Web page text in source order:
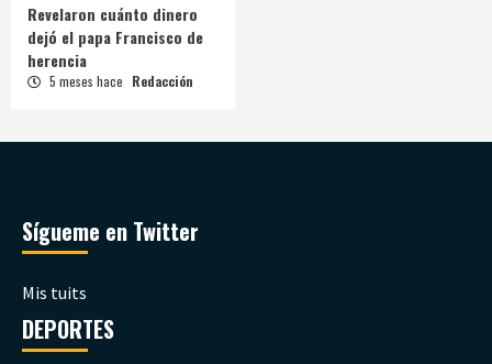
Revelaron cuánto dinero
dejó el papa Francisco de
herencia
5 meses hace Redacción
Sígueme en Twitter
Mis tuits
DEPORTES